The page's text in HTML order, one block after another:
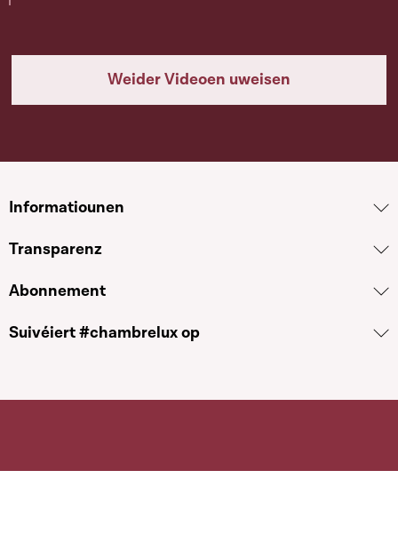
Weider Videoen uweisen
Informatiounen
Transparenz
Abonnement
Suivéiert #chambrelux op